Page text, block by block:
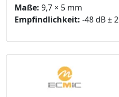
Maße: 9,7 × 5 mm
Empfindlichkeit: -48 dB ± 2